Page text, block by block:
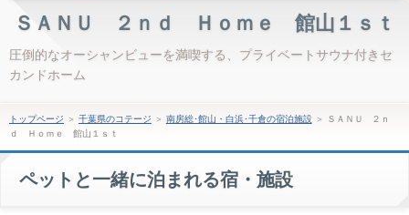
ＳＡＮＵ ２ｎｄ Ｈｏｍｅ 館山１ｓｔ
圧倒的なオーシャンビューを満喫する、プライベートサウナ付きセ
カンドホーム
トップページ ＞ 千葉県のコテージ ＞ 南房総･館山・白浜･千倉の宿泊施設＞
ＳＡＮＵ ２ｎ
ｄ Ｈｏｍｅ 館山１ｓｔ
ペットと一緒に泊まれる宿・施設